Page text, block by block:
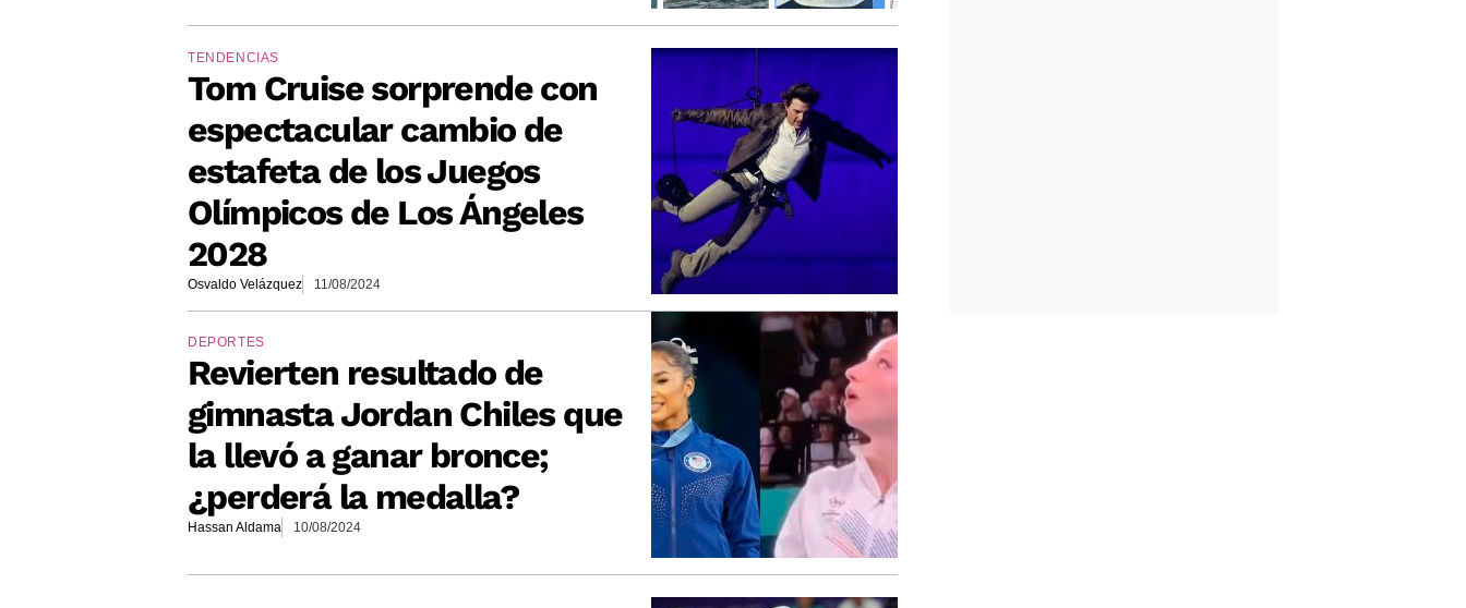
TENDENCIAS
Tom Cruise sorprende con
espectacular cambio de
estafeta de los Juegos
Olímpicos de Los Ángeles
2028
Osvaldo Velázquez 11/08/2024
DEPORTES
Revierten resultado de
gimnasta Jordan Chiles que
la llevó a ganar bronce;
¿perderá la medalla?
Hassan Aldama 10/08/2024